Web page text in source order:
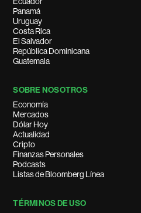
Panamá
Uruguay
Costa Rica
El Salvador
República Dominicana
Guatemala
SOBRE NOSOTROS
Economía
Mercados
Dólar Hoy
Actualidad
Cripto
Finanzas Personales
Podcasts
Listas de Bloomberg Línea
TÉRMINOS DE USO